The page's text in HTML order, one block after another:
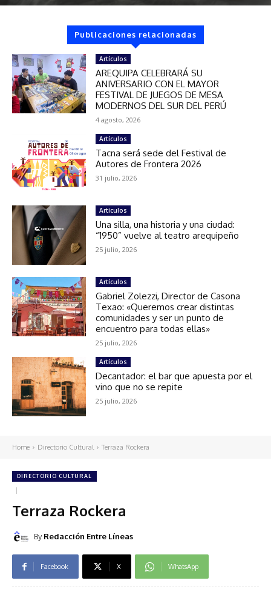
Publicaciones relacionadas
Artículos
AREQUIPA CELEBRARÁ SU
ANIVERSARIO CON EL MAYOR
FESTIVAL DE JUEGOS DE MESA
MODERNOS DEL SUR DEL PERÚ
4 agosto, 2026
Artículos
Tacna será sede del Festival de
Autores de Frontera 2026
31 julio, 2026
Artículos
Una silla, una historia y una ciudad:
“1950” vuelve al teatro arequipeño
25 julio, 2026
Artículos
Gabriel Zolezzi, Director de Casona
Texao: «Queremos crear distintas
comunidades y ser un punto de
encuentro para todas ellas»
25 julio, 2026
Artículos
Decantador: el bar que apuesta por el
vino que no se repite
25 julio, 2026